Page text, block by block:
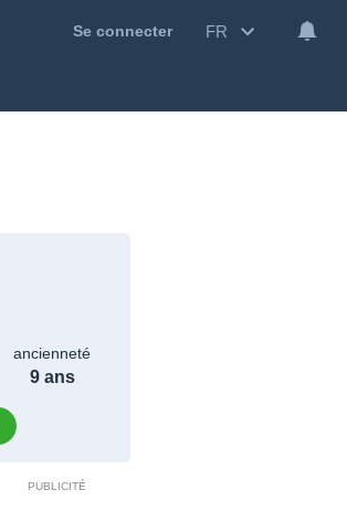
Se connecter FR
ancienneté
9 ans